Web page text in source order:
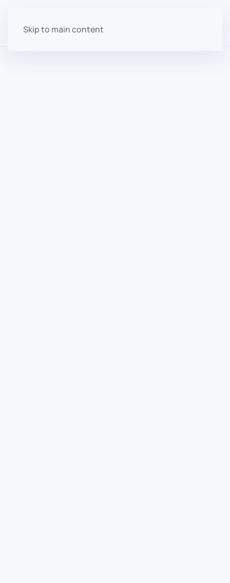
Skip to main content